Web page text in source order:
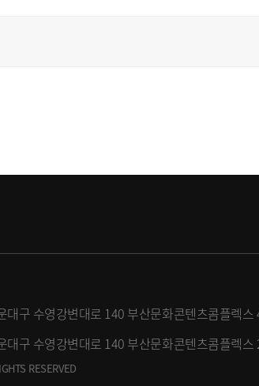
대구 수영강변대로 140 부산문화콘텐츠콤플렉
대구 수영강변대로 140 부산문화콘텐츠콤플렉
RESERVED